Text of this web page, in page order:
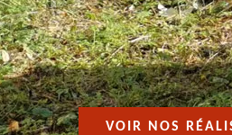
VOIR NOS